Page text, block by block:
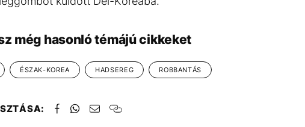
még hasonló témájú cikkeket
ÉSZAK-KOREA HADSEREG ROBBANTÁS